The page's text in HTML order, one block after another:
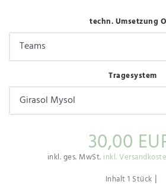
techn. Umsetzung
Tragesystem
30,00
inkl. ges. MwSt. inkl.
Inhalt1 Stück |